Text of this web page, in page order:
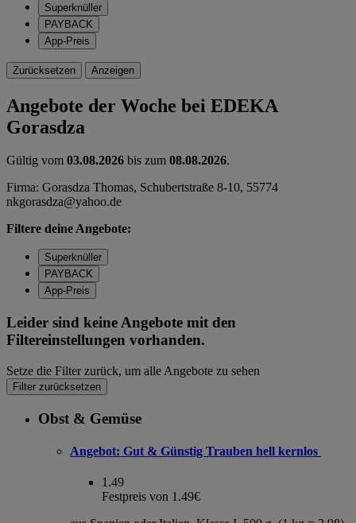
Superknüller
PAYBACK
App-Preis
Zurücksetzen Anzeigen
Angebote der Woche bei EDEKA
Gorasdza
Gültig vom 03.08.2026 bis zum 08.08.2026.
Firma: Gorasdza Thomas, Schubertstraße 8-10, 55774
nkgorasdza@yahoo.de
Filtere deine Angebote:
Superknüller
PAYBACK
App-Preis
Leider sind keine Angebote mit den
Filtereinstellungen vorhanden.
Setze die Filter zurück, um alle Angebote zu sehen
Filter zurücksetzen
Obst & Gemüse
Angebot: Gut & Günstig Trauben hell kernlos
1.49
Festpreis von 1.49€